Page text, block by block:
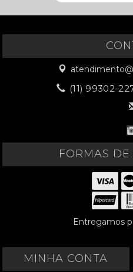
(11) 99302-
FORMAS
Entregamos
MINHA CONTA